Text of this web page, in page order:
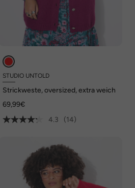
STUDIO UNTOLD
Strickweste, oversized, extra weich
69,99€
4.3
(14)